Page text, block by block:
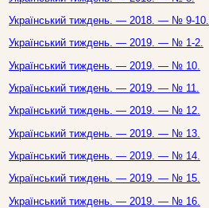
Український тиждень. — 2018. — № 9-10.
Український тиждень. — 2019. — № 1-2.
Український тиждень. — 2019. — № 10.
Український тиждень. — 2019. — № 11.
Український тиждень. — 2019. — № 12.
Український тиждень. — 2019. — № 13.
Український тиждень. — 2019. — № 14.
Український тиждень. — 2019. — № 15.
Український тиждень. — 2019. — № 16.